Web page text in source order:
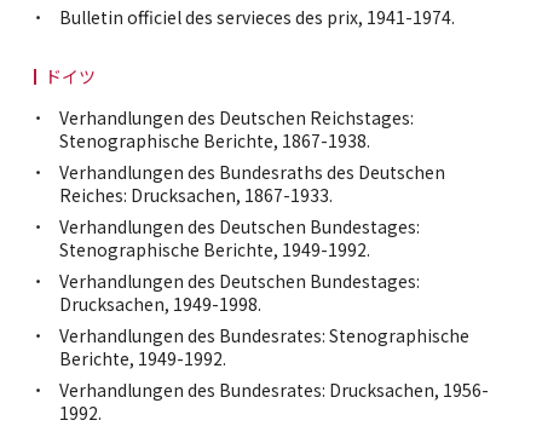
Bulletin officiel des servieces des prix, 1941-1974.
ドイツ
Verhandlungen des Deutschen Reichstages:
Stenographische Berichte, 1867-1938.
Verhandlungen des Bundesraths des Deutschen
Reiches: Drucksachen, 1867-1933.
Verhandlungen des Deutschen Bundestages:
Stenographische Berichte, 1949-1992.
Verhandlungen des Deutschen Bundestages:
Drucksachen, 1949-1998.
Verhandlungen des Bundesrates: Stenographische
Berichte, 1949-1992.
Verhandlungen des Bundesrates: Drucksachen, 1956-
1992.